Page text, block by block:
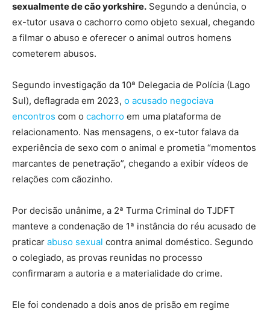
sexualmente de cão yorkshire. Segundo a denúncia, o
ex-tutor usava o cachorro como objeto sexual, chegando
a filmar o abuso e oferecer o animal outros homens
cometerem abusos.
Segundo investigação da 10ª Delegacia de Polícia (Lago
Sul), deflagrada em 2023, o acusado negociava
encontros com o cachorro em uma plataforma de
relacionamento. Nas mensagens, o ex-tutor falava da
experiência de sexo com o animal e prometia “momentos
marcantes de penetração”, chegando a exibir vídeos de
relações com cãozinho.
Por decisão unânime, a 2ª Turma Criminal do TJDFT
manteve a condenação de 1ª instância do réu acusado de
praticar abuso sexual contra animal doméstico. Segundo
o colegiado, as provas reunidas no processo
confirmaram a autoria e a materialidade do crime.
Ele foi condenado a dois anos de prisão em regime